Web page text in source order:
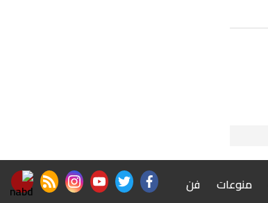
منوعات فن facebook
twitter
youtube
instagram
rss feed
nabd app